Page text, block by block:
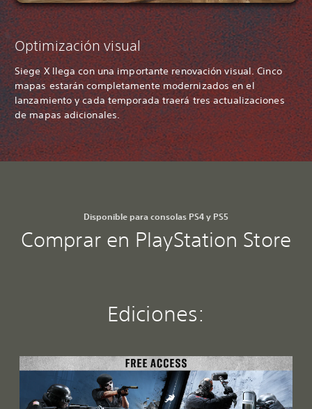
Optimización visual
Siege X llega con una importante renovación visual. Cinco
mapas estarán completamente modernizados en el
lanzamiento y cada temporada traerá tres actualizaciones
de mapas adicionales.
Disponible para consolas PS4 y PS5
Comprar en PlayStation Store
Ediciones:
F